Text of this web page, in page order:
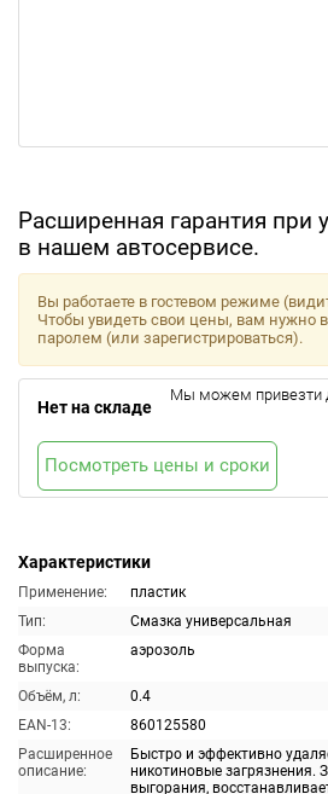
Расширенная гарантия при
в нашем автосервисе.
Характеристики
Применение:
пластик
Тип:
Смазка универсальная
Форма
выпуска:
аэрозоль
Объём, л:
0.4
EAN-13:
860125580
Расширенное
описание:
Быстро и эффективно
никотиновые загрязнения.
выгорания,
Вы работаете в гостевом режиме
Чтобы увидеть свои цены, вам нужно
паролем (или зарегистрироваться).
Нет на складе
Мы можем привезти
Посмотреть цены и сроки